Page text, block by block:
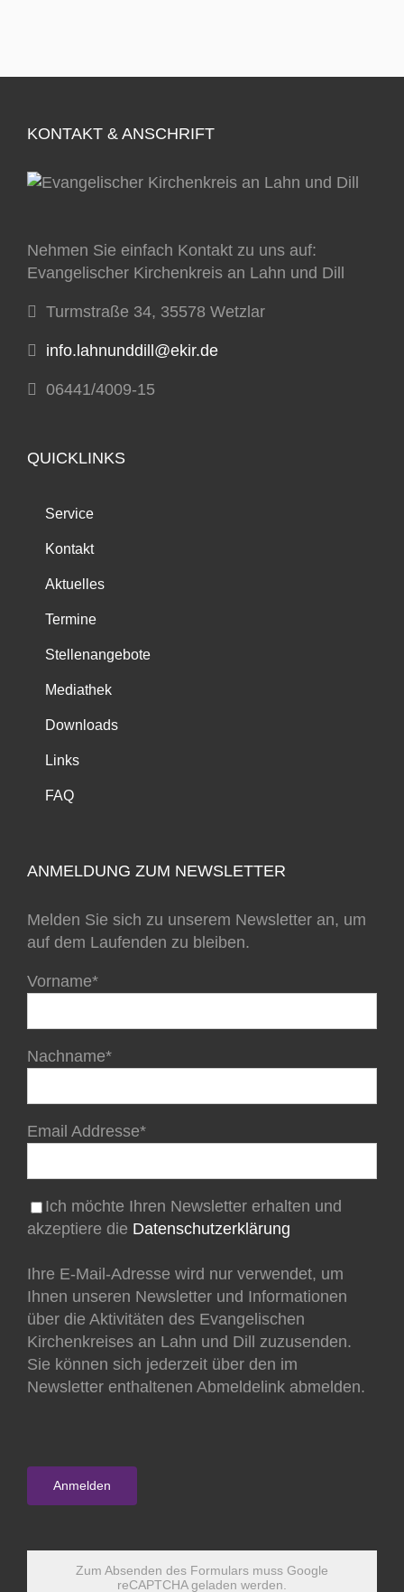
KONTAKT & ANSCHRIFT
Nehmen Sie einfach Kontakt zu uns auf:
Evangelischer Kirchenkreis an Lahn und Dill
Turmstraße 34, 35578 Wetzlar
info.lahnunddill@ekir.de
06441/4009-15
QUICKLINKS
Service
Kontakt
Aktuelles
Termine
Stellenangebote
Mediathek
Downloads
Links
FAQ
ANMELDUNG ZUM NEWSLETTER
Melden Sie sich zu unserem Newsletter an, um
auf dem Laufenden zu bleiben.
Vorname*
Nachname*
Email Addresse*
Ich möchte Ihren Newsletter erhalten und
akzeptiere die Datenschutzerklärung
Ihre E-Mail-Adresse wird nur verwendet, um
Ihnen unseren Newsletter und Informationen
über die Aktivitäten des Evangelischen
Kirchenkreises an Lahn und Dill zuzusenden.
Sie können sich jederzeit über den im
Newsletter enthaltenen Abmeldelink abmelden.
Zum Absenden des Formulars muss Google
reCAPTCHA geladen werden.